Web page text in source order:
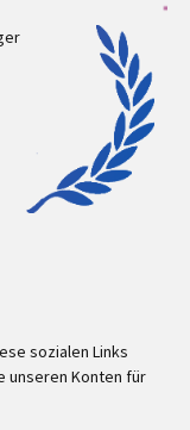
sozialen Links
unseren Konten für